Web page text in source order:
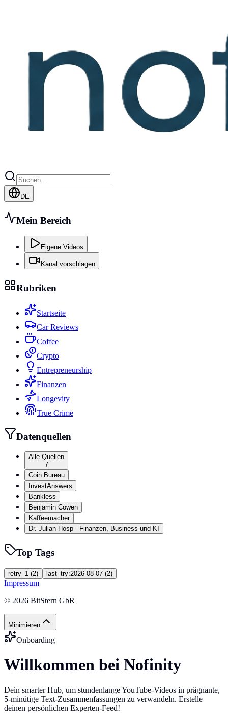
DE
Mein Bereich
Eigene Videos
Kanal vorschlagen
Rubriken
Startseite
Car Reviews
Coffee
Crypto
Entrepreneurship
Finanzen
Longevity
True Crime
Datenquellen
Alle Quellen
7
Coin Bureau
InvestAnswers
Bankless
Benjamin Cowen
Kaffeemacher
Dr. Julian Hosp - Finanzen, Business und KI
Top Tags
retry_1 (2) last_try:2026-08-07 (2)
Impressum
© 2026 BitStern GbR
Minimieren
Onboarding
Willkommen bei Nofinity
Dein smarter Hub, um stundenlange YouTube-Videos in prägnante,
5-minütige Text-Zusammenfassungen zu verwandeln. Erstelle
deinen persönlichen Experten-Feed!